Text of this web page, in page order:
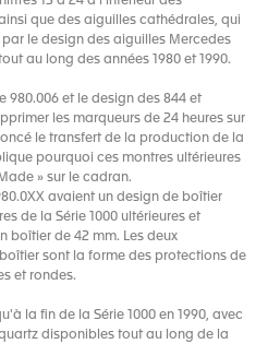
que des aiguilles cathédrales, qui
le design des aiguilles Mercedes
au long des années 1980 et 1990.
980.006 et le design des 844 et
les marqueurs de 24 heures sur
le transfert de la production de la
pourquoi ces montres ultérieures
» sur le cadran.
avaient un design de boîtier
de la Série 1000 ultérieures et
boîtier de 42 mm. Les deux
sont la forme des protections de
et rondes.
la fin de la Série 1000 en 1990, avec
disponibles tout au long de la